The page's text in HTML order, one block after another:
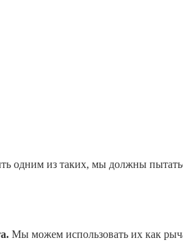
одним из таких, мы должны
Мы можем использовать их как